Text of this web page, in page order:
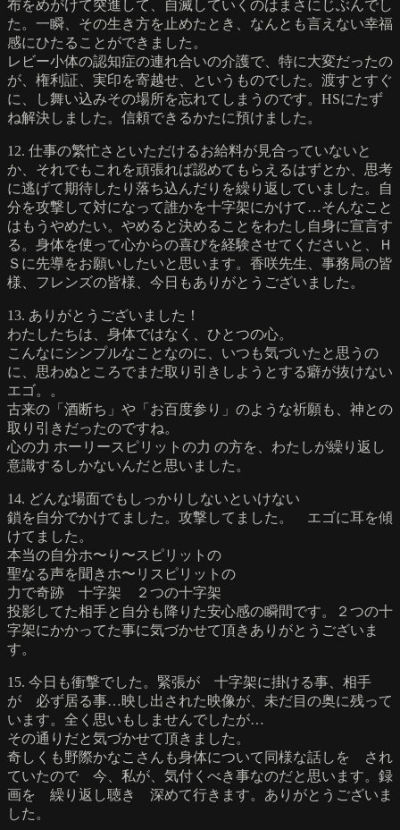
布をめがけて突進して、自滅していくのはまさにじぶんでし
た。一瞬、その生き方を止めたとき、なんとも言えない幸福
感にひたることができました。
レビー小体の認知症の連れ合いの介護で、特に大変だったの
が、権利証、実印を寄越せ、というものでした。渡すとすぐ
に、し舞い込みその場所を忘れてしまうのです。HSにたず
ね解決しました。信頼できるかたに預けました。
12. 仕事の繁忙さといただけるお給料が見合っていないと
か、それでもこれを頑張れば認めてもらえるはずとか、思考
に逃げて期待したり落ち込んだりを繰り返していました。自
分を攻撃して対になって誰かを十字架にかけて…そんなこと
はもうやめたい。やめると決めることをわたし自身に宣言す
る。身体を使って心からの喜びを経験させてくださいと、Ｈ
Ｓに先導をお願いしたいと思います。香咲先生、事務局の皆
様、フレンズの皆様、今日もありがとうございました。
13. ありがとうございました！
わたしたちは、身体ではなく、ひとつの心。
こんなにシンプルなことなのに、いつも気づいたと思うの
に、思わぬところでまだ取り引きしようとする癖が抜けない
エゴ。。
古来の「酒断ち」や「お百度参り」のような祈願も、神との
取り引きだったのですね。
心の力 ホーリースピリットの力 の方を、わたしが繰り返し
意識するしかないんだと思いました。
14. どんな場面でもしっかりしないといけない
鎖を自分でかけてました。攻撃してました。 エゴに耳を傾
けてました。
本当の自分ホ〜り〜スピリットの
聖なる声を聞きホ〜リスピリットの
力で奇跡 十字架 ２つの十字架
投影してた相手と自分も降りた安心感の瞬間です。２つの十
字架にかかってた事に気づかせて頂きありがとうございま
す。
15. 今日も衝撃でした。緊張が 十字架に掛ける事、相手
が 必ず居る事…映し出された映像が、未だ目の奥に残って
います。全く思いもしませんでしたが…
その通りだと気づかせて頂きました。
奇しくも野際かなこさんも身体について同様な話しを され
ていたので 今、私が、気付くべき事なのだと思います。録
画を 繰り返し聴き 深めて行きます。ありがとうございま
した。